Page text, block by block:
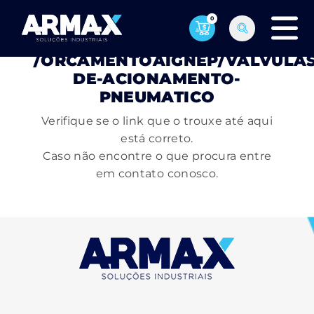
0
PÁGINA NÃO ENCONTRADA
/ORCAMENTOAIGNEP/
DE-ACIONAMENTO-
PNEUMATICO
Verifique se o link que o trouxe até aqui
está correto.
Caso não encontre o que procura entre
em contato conosco.